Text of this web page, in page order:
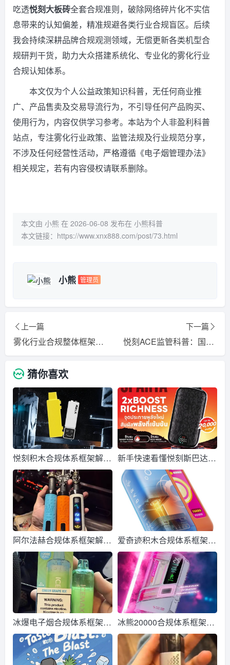
吃透悦刻大板砖全套合规准则，破除网络碎片化不实信
息带来的认知偏差，精准规避各类行业合规盲区。后续
我会持续深耕品牌合规观测领域，无偿更新各类机型合
规研判干货，助力大众搭建系统化、专业化的雾化行业
合规认知体系。
本文仅为个人公益政策知识科普，无任何商业推
广、产品售卖及交易导流行为，不引导任何产品购买、
使用行为，内容仅供学习参考。本站为个人非盈利科普
站点，专注雾化行业政策、监管法规及行业规范分享，
不涉及任何经营性活动，严格遵循《电子烟管理办法》
相关规定，若有内容侵权请联系删除。
本文由 小熊 在 2026-06-08 发布在 小熊科普
本文链接： https://www.xnx888.com/post/73.html
小熊 管理员
上一篇
雾化行业合规整体框架完整梳理
下一篇
悦刻ACE监管科普：国标合规要点个人梳理
猜你喜欢
悦刻积木合规体系框架解析
个人观察笔记
新手快速看懂悦刻斯巴达合
规要求 适配监管新规
阿尔法赫合规体系框架解析
个人观察笔记
爱奇迹积木合规体系框架解
析 个人观察笔记
冰爆电子烟合规体系框架解
析 个人观察笔记
冰熊20000合规体系框架解
析 个人观察笔记